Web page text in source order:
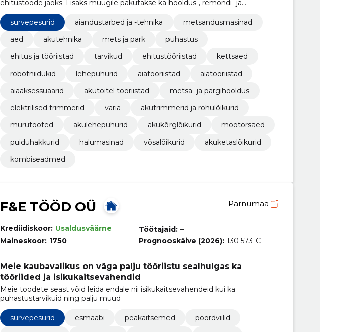
ehitustööde jaoks. Lisaks müügile pakutakse ka hooldus-, remondi- ja
renditeenuseid, et vastata iga kliendi vajadustele.
survepesurid
aiandustarbed ja -tehnika
metsandusmasinad
aed
akutehnika mets ja park
puhastus
ehitus ja tööriistad
tarvikud ehitustööriistad
kettsaed
robotniidukid
lehepuhurid aiatööriistad
aiatööriistad
aiaaksessuaarid
akutoitel tööriistad
metsa- ja pargihooldus
elektrilised trimmerid
varia
akutrimmerid ja rohulõikurid
murutooted
akulehepuhurid akukõrglõikurid
mootorsaed
puiduhakkurid
halumasinad võsalõikurid
akuketaslõikurid
kombiseadmed
F&E TÖÖD OÜ Pärnumaa
Krediidiskoor: Usaldusväärne
Maineskoor: 1750
Töötajaid: –
Prognooskäive (2026): 130 573 €
Meie kaubavalikus on väga palju tööriistu sealhulgas ka
tööriided ja isikukaitsevahendid
Meie toodete seast võid leida endale nii isikukaitsevahendeid kui ka
puhastustarvikuid ning palju muud
survepesurid esmaabi peakaitsemed
pöördviilid